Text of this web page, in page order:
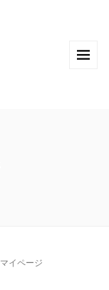
マイページ